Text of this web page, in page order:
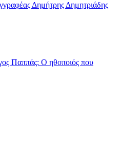
Δημήτρης Δημητριάδης
Παππάς: Ο ηθοποιός που